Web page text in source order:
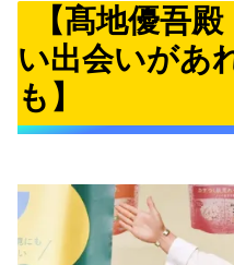
【髙地優吾
い出会いがあ
も】